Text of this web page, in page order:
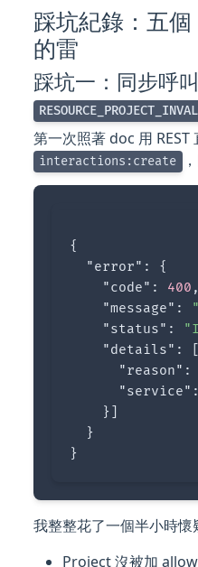
踩坑紀錄：五個
的雷
踩坑一：同步呼
第一次照著 doc 用 REST
interactions:create
{
"error" :
{
"code" : 400 ,
"message" :
"status" :
"details" :
"reason" :
"service" :
}]
}
}
我整整花了一個半小時懷
Project 沒被加